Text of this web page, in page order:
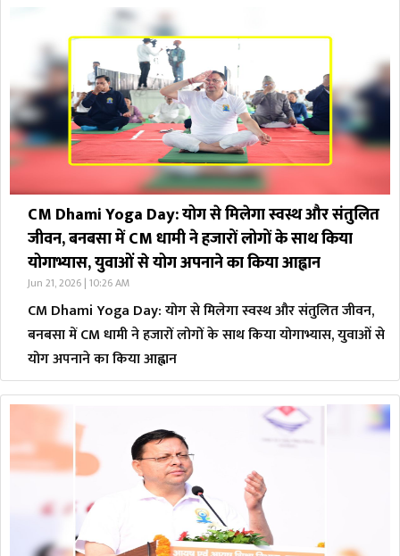
CM Dhami Yoga Day: योग से मिलेगा स्वस्थ और संतुलित
जीवन, बनबसा में CM धामी ने हजारों लोगों के साथ किया
योगाभ्यास, युवाओं से योग अपनाने का किया आह्वान
Jun 21, 2026 | 10:26 AM
CM Dhami Yoga Day: योग से मिलेगा स्वस्थ और संतुलित जीवन,
बनबसा में CM धामी ने हजारों लोगों के साथ किया योगाभ्यास, युवाओं से
योग अपनाने का किया आह्वान